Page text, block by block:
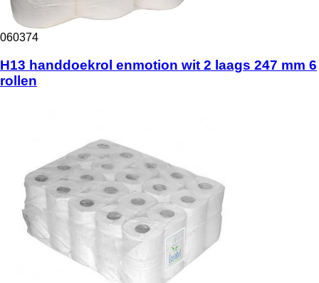
060374
H13 handdoekrol enmotion wit 2 laags 247 mm 6
rollen